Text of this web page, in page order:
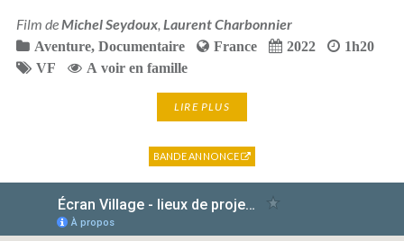
Film de Michel Seydoux, Laurent Charbonnier
Aventure, Documentaire France 2022
1h20
VF
A voir en famille
LIRE PLUS
BANDE ANNONCE